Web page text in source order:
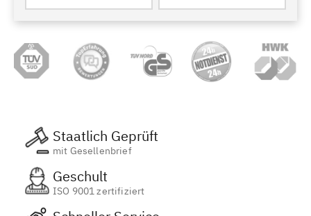
Staatlich Geprüft
mit Gesellenbrief
Geschult
ISO 9001 zertifiziert